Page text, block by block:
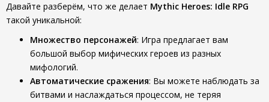
Давайте разберём, что же делает Mythic Heroes: Idle RPG
такой уникальной:
Множество персонажей: Игра предлагает вам
большой выбор мифических героев из разных
мифологий.
Автоматические сражения: Вы можете наблюдать за
битвами и наслаждаться процессом, не теряя